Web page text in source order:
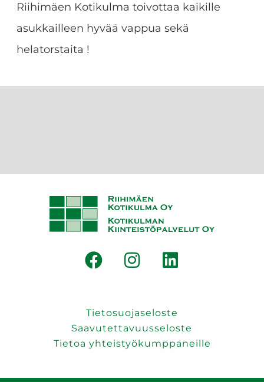
Riihimäen Kotikulma toivottaa kaikille
asukkailleen hyvää vappua sekä
helatorstaita !
Tietosuojaseloste
Saavutettavuusseloste
Tietoa yhteistyökumppaneille